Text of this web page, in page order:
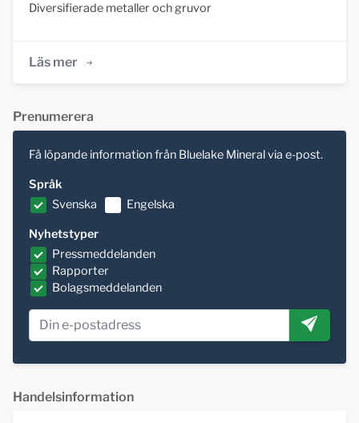
Diversifierade metaller och gruvor
Läs mer
Prenumerera
Få löpande information från Bluelake Mineral via e-post.
Språk
Svenska
Engelska
Nyhetstyper
Pressmeddelanden
Rapporter
Bolagsmeddelanden
Handelsinformation